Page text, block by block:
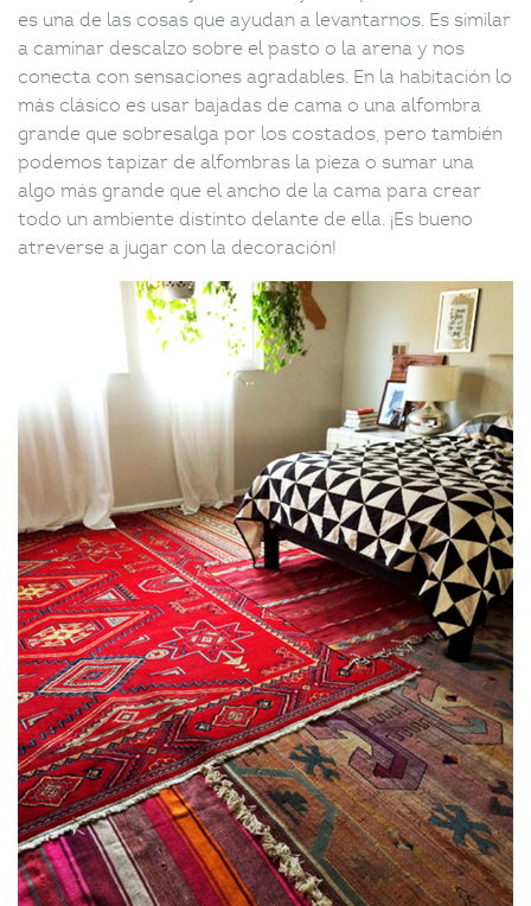
es una de las cosas que ayudan a levantarnos. Es similar
a caminar descalzo sobre el pasto o la arena y nos
conecta con sensaciones agradables. En la habitación lo
más clásico es usar bajadas de cama o una alfombra
grande que sobresalga por los costados, pero también
podemos tapizar de alfombras la pieza o sumar una
algo más grande que el ancho de la cama para crear
todo un ambiente distinto delante de ella. ¡Es bueno
atreverse a jugar con la decoración!